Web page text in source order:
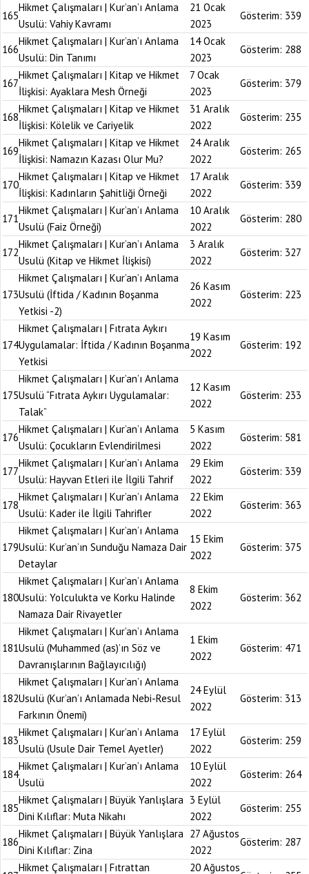
165
Hikmet Çalışmaları | Kur’an’ı Anlama
Usulü: Vahiy Kavramı
21 Ocak
2023
Gösterim: 339
166
Hikmet Çalışmaları | Kur’an’ı Anlama
Usulü: Din Tanımı
14 Ocak
2023
Gösterim: 288
167
Hikmet Çalışmaları | Kitap ve Hikmet
İlişkisi: Ayaklara Mesh Örneği
7 Ocak
2023
Gösterim: 379
168
Hikmet Çalışmaları | Kitap ve Hikmet
İlişkisi: Kölelik ve Cariyelik
31 Aralık
2022
Gösterim: 235
169
Hikmet Çalışmaları | Kitap ve Hikmet
İlişkisi: Namazın Kazası Olur Mu?
24 Aralık
2022
Gösterim: 265
170
Hikmet Çalışmaları | Kitap ve Hikmet
İlişkisi: Kadınların Şahitliği Örneği
17 Aralık
2022
Gösterim: 339
171
Hikmet Çalışmaları | Kur’an’ı Anlama
Usulü (Faiz Örneği)
10 Aralık
2022
Gösterim: 280
172
Hikmet Çalışmaları | Kur’an’ı Anlama
Usulü (Kitap ve Hikmet İlişkisi)
3 Aralık
2022
Gösterim: 327
173
Hikmet Çalışmaları | Kur’an’ı Anlama
Usulü (İftida / Kadının Boşanma
Yetkisi -2)
26 Kasım
2022
Gösterim: 223
174
Hikmet Çalışmaları | Fıtrata Aykırı
Uygulamalar: İftida / Kadının Boşanma
Yetkisi
19 Kasım
2022
Gösterim: 192
175
Hikmet Çalışmaları | Kur’an’ı Anlama
Usulü “Fıtrata Aykırı Uygulamalar:
Talak”
12 Kasım
2022
Gösterim: 233
176
Hikmet Çalışmaları | Kur’an’ı Anlama
Usulü: Çocukların Evlendirilmesi
5 Kasım
2022
Gösterim: 581
177
Hikmet Çalışmaları | Kur’an’ı Anlama
Usulü: Hayvan Etleri ile İlgili Tahrif
29 Ekim
2022
Gösterim: 339
178
Hikmet Çalışmaları | Kur’an’ı Anlama
Usulü: Kader ile İlgili Tahrifler
22 Ekim
2022
Gösterim: 363
179
Hikmet Çalışmaları | Kur’an’ı Anlama
Usulü: Kur’an’ın Sunduğu Namaza Dair
Detaylar
15 Ekim
2022
Gösterim: 375
180
Hikmet Çalışmaları | Kur’an’ı Anlama
Usulü: Yolculukta ve Korku Halinde
Namaza Dair Rivayetler
8 Ekim
2022
Gösterim: 362
181
Hikmet Çalışmaları | Kur’an’ı Anlama
Usulü (Muhammed (as)’ın Söz ve
Davranışlarının Bağlayıcılığı)
1 Ekim
2022
Gösterim: 471
182
Hikmet Çalışmaları | Kur’an’ı Anlama
Usulü (Kur’an’ı Anlamada Nebi-Resul
Farkının Önemi)
24 Eylül
2022
Gösterim: 313
183
Hikmet Çalışmaları | Kur’an’ı Anlama
Usulü (Usule Dair Temel Ayetler)
17 Eylül
2022
Gösterim: 259
184
Hikmet Çalışmaları | Kur’an’ı Anlama
Usulü
10 Eylül
2022
Gösterim: 264
185
Hikmet Çalışmaları | Büyük Yanlışlara
Dini Kılıflar: Muta Nikahı
3 Eylül
2022
Gösterim: 255
186
Hikmet Çalışmaları | Büyük Yanlışlara
Dini Kılıflar: Zina
27 Ağustos
2022
Gösterim: 287
Hikmet Çalışmaları | Fıtrattan 20 Ağustos